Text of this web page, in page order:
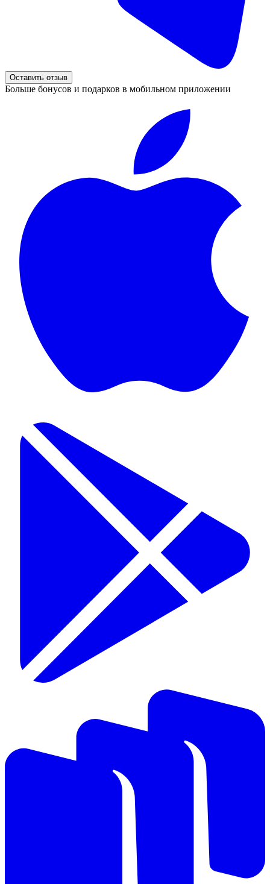
Оставить отзыв
Больше бонусов и подарков в мобильном приложении